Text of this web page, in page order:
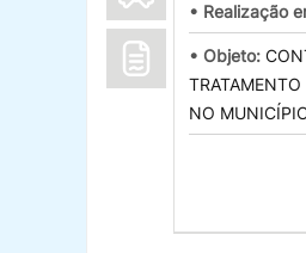
• Realização
• Objeto:
TRATAMENTO
NO